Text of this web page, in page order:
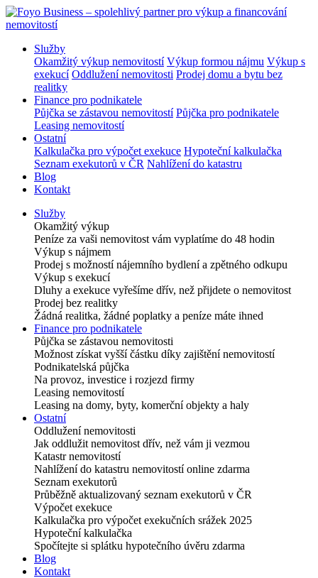
Služby
Okamžitý výkup nemovitostí Výkup formou nájmu Výkup s
exekucí Oddlužení nemovitosti Prodej domu a bytu bez
realitky
Finance pro podnikatele
Půjčka se zástavou nemovitostí Půjčka pro podnikatele
Leasing nemovitostí
Ostatní
Kalkulačka pro výpočet exekuce Hypoteční kalkulačka
Seznam exekutorů v ČR Nahlížení do katastru
Blog
Kontakt
Služby
Okamžitý výkup
Peníze za vaši nemovitost vám vyplatíme do 48 hodin
Výkup s nájmem
Prodej s možností nájemního bydlení a zpětného odkupu
Výkup s exekucí
Dluhy a exekuce vyřešíme dřív, než přijdete o nemovitost
Prodej bez realitky
Žádná realitka, žádné poplatky a peníze máte ihned
Finance pro podnikatele
Půjčka se zástavou nemovitosti
Možnost získat vyšší částku díky zajištění nemovitostí
Podnikatelská půjčka
Na provoz, investice i rozjezd firmy
Leasing nemovitostí
Leasing na domy, byty, komerční objekty a haly
Ostatní
Oddlužení nemovitosti
Jak oddlužit nemovitost dřív, než vám ji vezmou
Katastr nemovitostí
Nahlížení do katastru nemovitostí online zdarma
Seznam exekutorů
Průběžně aktualizovaný seznam exekutorů v ČR
Výpočet exekuce
Kalkulačka pro výpočet exekučních srážek 2025
Hypoteční kalkulačka
Spočítejte si splátku hypotečního úvěru zdarma
Blog
Kontakt